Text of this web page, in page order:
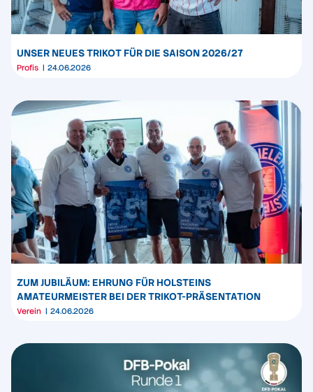
UNSER NEUES TRIKOT FÜR DIE SAISON 2026/27
Profis 24.06.2026
ZUM JUBILÄUM: EHRUNG FÜR HOLSTEINS
AMATEURMEISTER BEI DER TRIKOT-PRÄSENTATION
Verein 24.06.2026